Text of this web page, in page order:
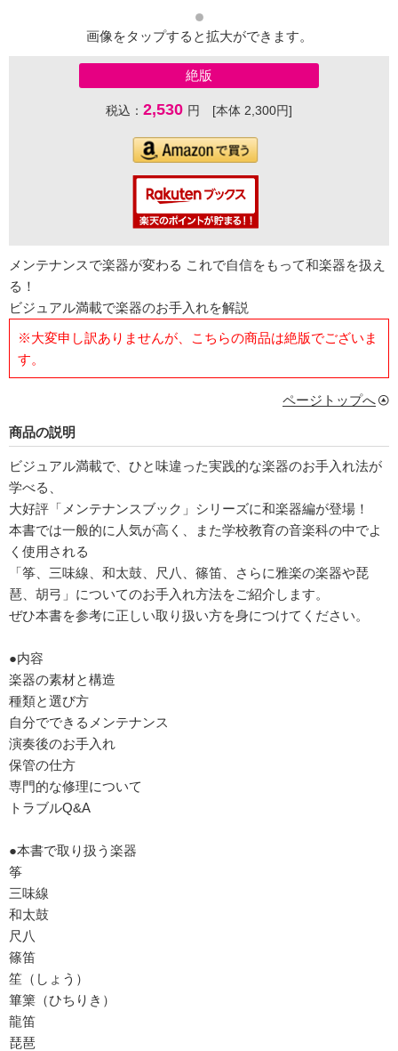
画像をタップすると拡大ができます。
絶版
税込： 2,530 円 [本体 2,300円]
メンテナンスで楽器が変わる これで自信をもって和楽器を扱え
る！
ビジュアル満載で楽器のお手入れを解説
※大変申し訳ありませんが、こちらの商品は絶版でございま
す。
ページトップへ
商品の説明
ビジュアル満載で、ひと味違った実践的な楽器のお手入れ法が
学べる、
大好評「メンテナンスブック」シリーズに和楽器編が登場！
本書では一般的に人気が高く、また学校教育の音楽科の中でよ
く使用される
「筝、三味線、和太鼓、尺八、篠笛、さらに雅楽の楽器や琵
琶、胡弓」についてのお手入れ方法をご紹介します。
ぜひ本書を参考に正しい取り扱い方を身につけてください。
●内容
楽器の素材と構造
種類と選び方
自分でできるメンテナンス
演奏後のお手入れ
保管の仕方
専門的な修理について
トラブルQ&A
●本書で取り扱う楽器
筝
三味線
和太鼓
尺八
篠笛
笙（しょう）
篳篥（ひちりき）
龍笛
琵琶